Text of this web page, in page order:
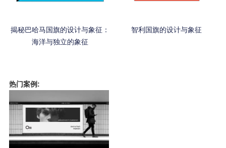
揭秘巴哈马国旗的设计与象征：
海洋与独立的象征
智利国旗的设计与象征
热门案例: